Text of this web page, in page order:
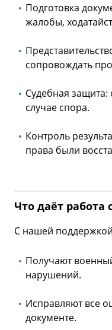
Подготовка
жалобы,
сопровождать
Судебная
случае спора.
Контроль
права были
Что даёт работа
С нашей
Получают
нарушений.
Исправляют все
документе.